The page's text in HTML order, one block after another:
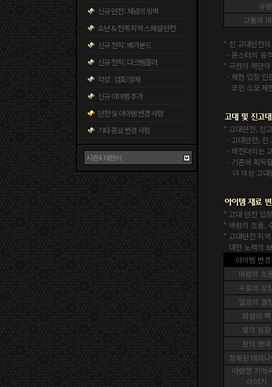
신규 던전 : 체념의 빙벽
쇼난 & 천계 지역 스페셜 던전
신규 전직 : 베가본드
신규 전직 : 다크템플러
각성 : 검호/암제
신규 아이템 추가
던전 및 아이템 변경 사항
기타 중요 변경 사항
유
고통의
* 진 고대던전
- 몬스터의 공
* 극한의 제단
- 제한 입장 인
- 코인 소모 제
* 고대던전, 진
-고대던전, 진
- 레전더리는
- 기존에 획득
더 이상 고대
* 고대 던전 입
* 바람의 흐름,
* 고대던전 지
대한 노력의
아이템 변
바람의 흐
수호의 상
얼음의 결
화염의 핵
빛의 심장
왕의 명예
정제된 테라
아련한 기억
이야기